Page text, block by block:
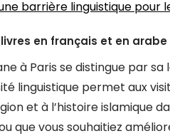
barrière linguistique pour
en français et en arabe
à Paris se distingue par
linguistique permet aux
et à l’histoire islamique
que vous souhaitiez